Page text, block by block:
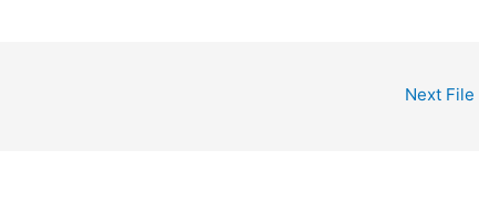
Next File